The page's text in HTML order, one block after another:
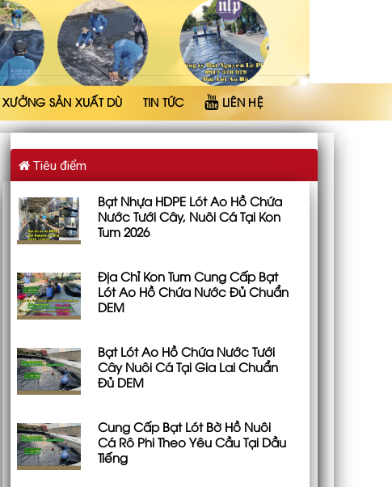
XƯỞNG SẢN XUẤT DÙ TIN TỨC LIÊN HỆ
Tiêu điểm
Bạt Nhựa HDPE Lót Ao Hồ Chứa
Nước Tưới Cây, Nuôi Cá Tại Kon
Tum 2026
Địa Chỉ Kon Tum Cung Cấp Bạt
Lót Ao Hồ Chứa Nước Đủ Chuẩn
DEM
Bạt Lót Ao Hồ Chứa Nước Tưới
Cây Nuôi Cá Tại Gia Lai Chuẩn
Đủ DEM
Cung Cấp Bạt Lót Bờ Hồ Nuôi
Cá Rô Phi Theo Yêu Cầu Tại Dầu
Tiếng